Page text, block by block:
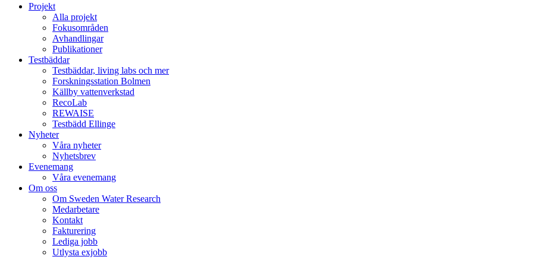
Projekt
Alla projekt
Fokusområden
Avhandlingar
Publikationer
Testbäddar
Testbäddar, living labs och mer
Forskningsstation Bolmen
Källby vattenverkstad
RecoLab
REWAISE
Testbädd Ellinge
Nyheter
Våra nyheter
Nyhetsbrev
Evenemang
Våra evenemang
Om oss
Om Sweden Water Research
Medarbetare
Kontakt
Fakturering
Lediga jobb
Utlysta exjobb